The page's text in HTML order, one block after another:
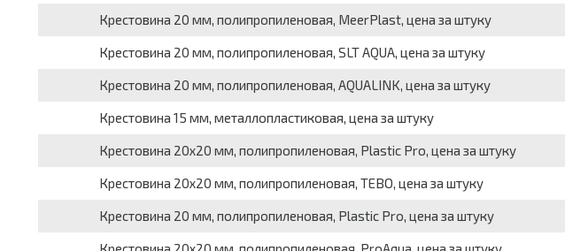
Крестовина 20 мм, полипропиленовая, MeerPlast, цена за штуку
Крестовина 20 мм, полипропиленовая, SLT AQUA, цена за штуку
Крестовина 20 мм, полипропиленовая, AQUALINK, цена за штуку
Крестовина 15 мм, металлопластиковая, цена за штуку
Крестовина 20х20 мм, полипропиленовая, Plastic Pro, цена за штуку
Крестовина 20х20 мм, полипропиленовая, TEBO, цена за штуку
Крестовина 20 мм, полипропиленовая, Plastic Pro, цена за штуку